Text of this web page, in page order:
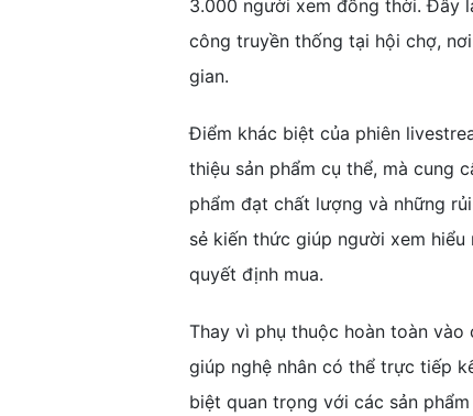
3.000 người xem đồng thời. Đây
công truyền thống tại hội chợ,
gian.
Điểm khác biệt của phiên
thiệu sản phẩm cụ thể, mà cung
phẩm đạt chất lượng và những
sẻ kiến thức giúp người xem
quyết định mua.
Thay vì phụ thuộc hoàn toàn
giúp nghệ nhân có thể trực tiếp
biệt quan trọng với các sản